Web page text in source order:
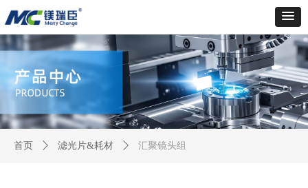
首页 ꄲ 滤光片&耗材 ꄲ 汇聚镜头组